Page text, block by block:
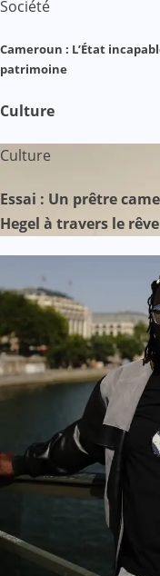
Société
Cameroun : L’État
patrimoine
Culture
Culture
Essai : Un prêtre
Hegel à travers le